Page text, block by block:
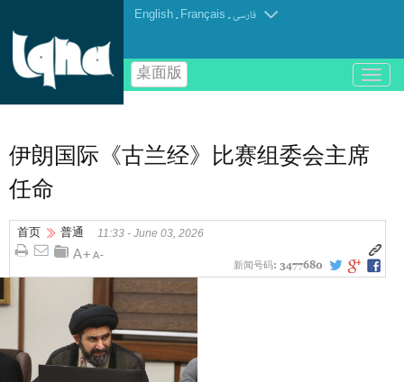
English . Français .فارسی
桌面版
باز
و
伊朗国际《古兰经》比赛组委会主席
任命
首页 普通 11:33 - June 03, 2026
新闻号码: 3477680